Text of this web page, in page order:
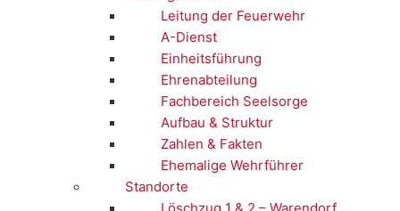
Leitung der Feuerwehr
A-Dienst
Einheitsführung
Ehrenabteilung
Fachbereich Seelsorge
Aufbau & Struktur
Zahlen & Fakten
Ehemalige Wehrführer
Standorte